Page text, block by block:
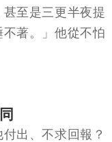
至是三更半夜提
著。」他從不怕
出、不求回報？